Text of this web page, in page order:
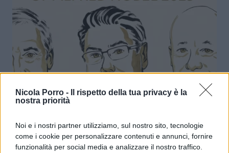
Nicola Porro -
Il rispetto della tua privacy è la
nostra priorità
Noi e i nostri partner utilizziamo, sul nostro sito, tecnologie
come i cookie per personalizzare contenuti e annunci, fornire
funzionalità per social media e analizzare il nostro traffico.
Nobel per l’Economia, l’eclissi del
liberalismo